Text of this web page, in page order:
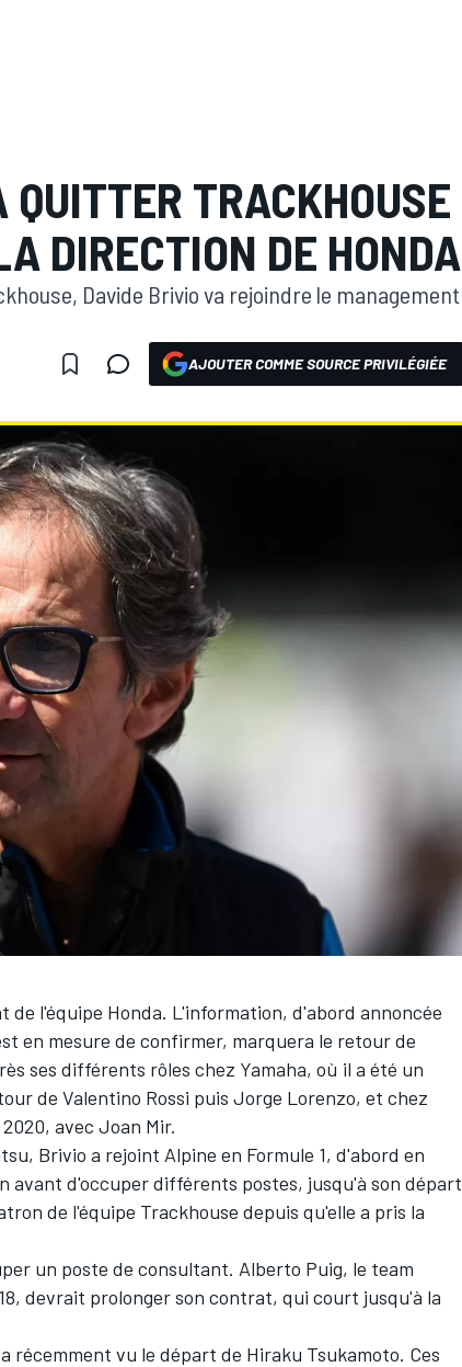
TRACKHOUSE
DIRECTION DE HONDA
Davide Brivio va rejoindre le management
AJOUTER COMME SOURCE PRIVILÉGIÉE
de l'équipe Honda. L'information, d'abord annoncée
en mesure de confirmer, marquera le retour de
ses différents rôles chez Yamaha, où il a été un
de Valentino Rossi puis Jorge Lorenzo, et chez
avec Joan Mir.
Brivio a rejoint Alpine en Formule 1, d'abord en
avant d'occuper différents postes, jusqu'à son départ
de l'équipe Trackhouse depuis qu'elle a pris la
un poste de consultant. Alberto Puig, le team
devrait prolonger son contrat, qui court jusqu'à la
récemment vu le départ de Hiraku Tsukamoto. Ces